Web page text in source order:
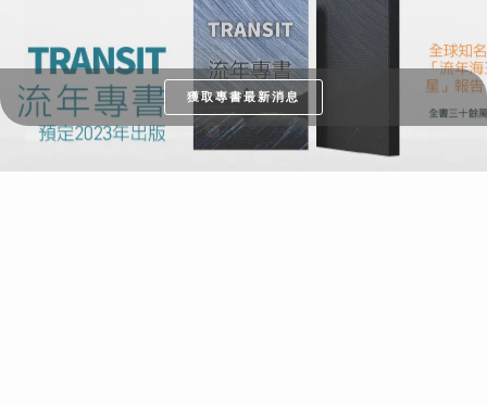
獲取專書最新消息